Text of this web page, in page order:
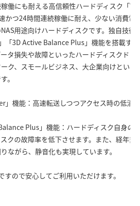
働にも耐える高信頼性ハードディスク「
かつ24時間連続稼働に耐え、少ない消費
用途向けハードディスクです。独自技術
「3D Active Balance Plus」機能を搭載す
タ損失や故障といったハードディスクド
ク、スモールビジネス、大企業向けとい
。
」機能：高速転送しつつアクセス時の低消
Plus」機能：ハードディスク自身の
クの故障率を低下させます。また、経年
ながら、静音化も実現しています。
すので安心してご利用いただけます。